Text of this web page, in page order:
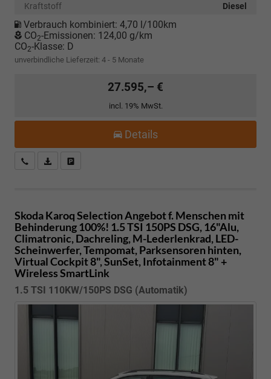
Kraftstoff
Diesel
Verbrauch kombiniert: 4,70 l/100km
CO2-Emissionen: 124,00 g/km
CO2-Klasse: D
unverbindliche Lieferzeit: 4 - 5 Monate
27.595,– €
incl. 19% MwSt.
Details
Kostenloser Rückruf-Service
PDF-Datei, Fahrzeugexposé drucken
Skoda KaroqSelection Angebot f. Menschen mit
Behinderung 100%! 1.5 TSI 150PS DSG, 16"Alu,
Climatronic, Dachreling, M-Lederlenkrad, LED-
Scheinwerfer, Tempomat, Parksensoren hinten,
Virtual Cockpit 8", SunSet, Infotainment 8" +
Wireless SmartLink
1.5 TSI 110KW/150PS DSG (Automatik)